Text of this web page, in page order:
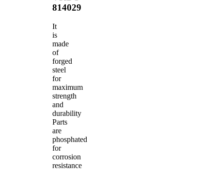
814029
It
is
made
of
forged
steel
for
maximum
strength
and
durability
Parts
are
phosphated
for
corrosion
resistance